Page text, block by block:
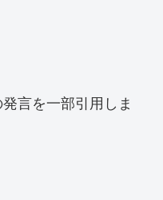
言を一部引用しま